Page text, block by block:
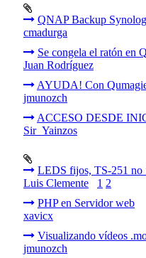
QNAP Backup
cmadurga
Se congela el ratón en
Juan Rodríguez
AYUDA! Con Qumagie
jmunozch
ACCESO DESDE
Sir_Yainzos
LEDS fijos, TS-251 no
Luis Clemente
1 2
PHP en Servidor web
xavicx
Visualizando vídeos
jmunozch